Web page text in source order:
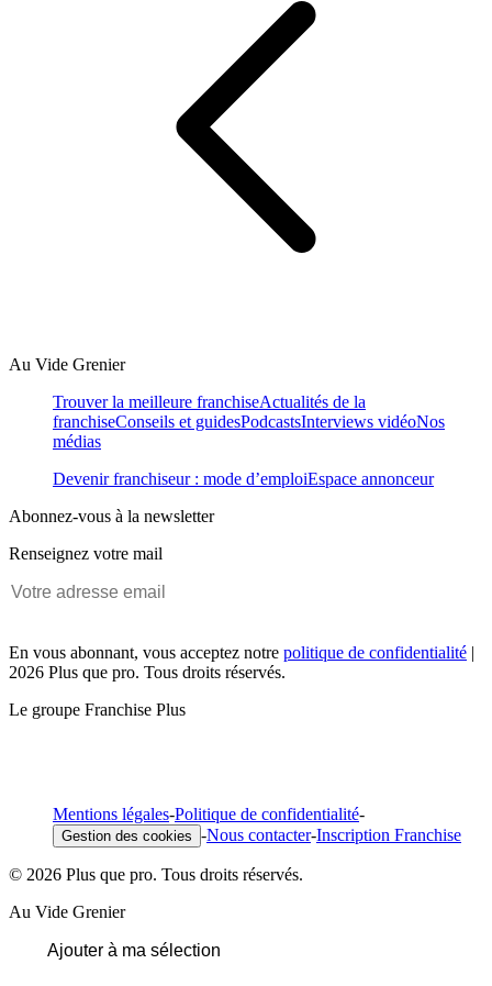
Au Vide Grenier
Trouver la meilleure franchiseActualités de la
franchiseConseils et guidesPodcastsInterviews vidéoNos
médias
Devenir franchiseur : mode d’emploiEspace annonceur
Abonnez-vous à la newsletter
Renseignez votre mail
En vous abonnant, vous acceptez notre politique de confidentialité |
2026 Plus que pro. Tous droits réservés.
Le groupe Franchise Plus
Mentions légales-Politique de confidentialité-
Gestion des cookies -Nous contacter-Inscription Franchise
© 2026 Plus que pro. Tous droits réservés.
Au Vide Grenier
Ajouter à ma sélection